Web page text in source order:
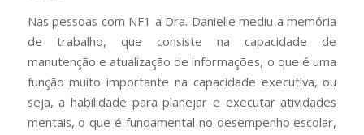
Nas pessoas com NF1 a Dra. Danielle mediu a memória
de trabalho, que consiste na capacidade de
manutenção e atualização de informações, o que é uma
função muito importante na capacidade executiva, ou
seja, a habilidade para planejar e executar atividades
mentais, o que é fundamental no desempenho escolar,